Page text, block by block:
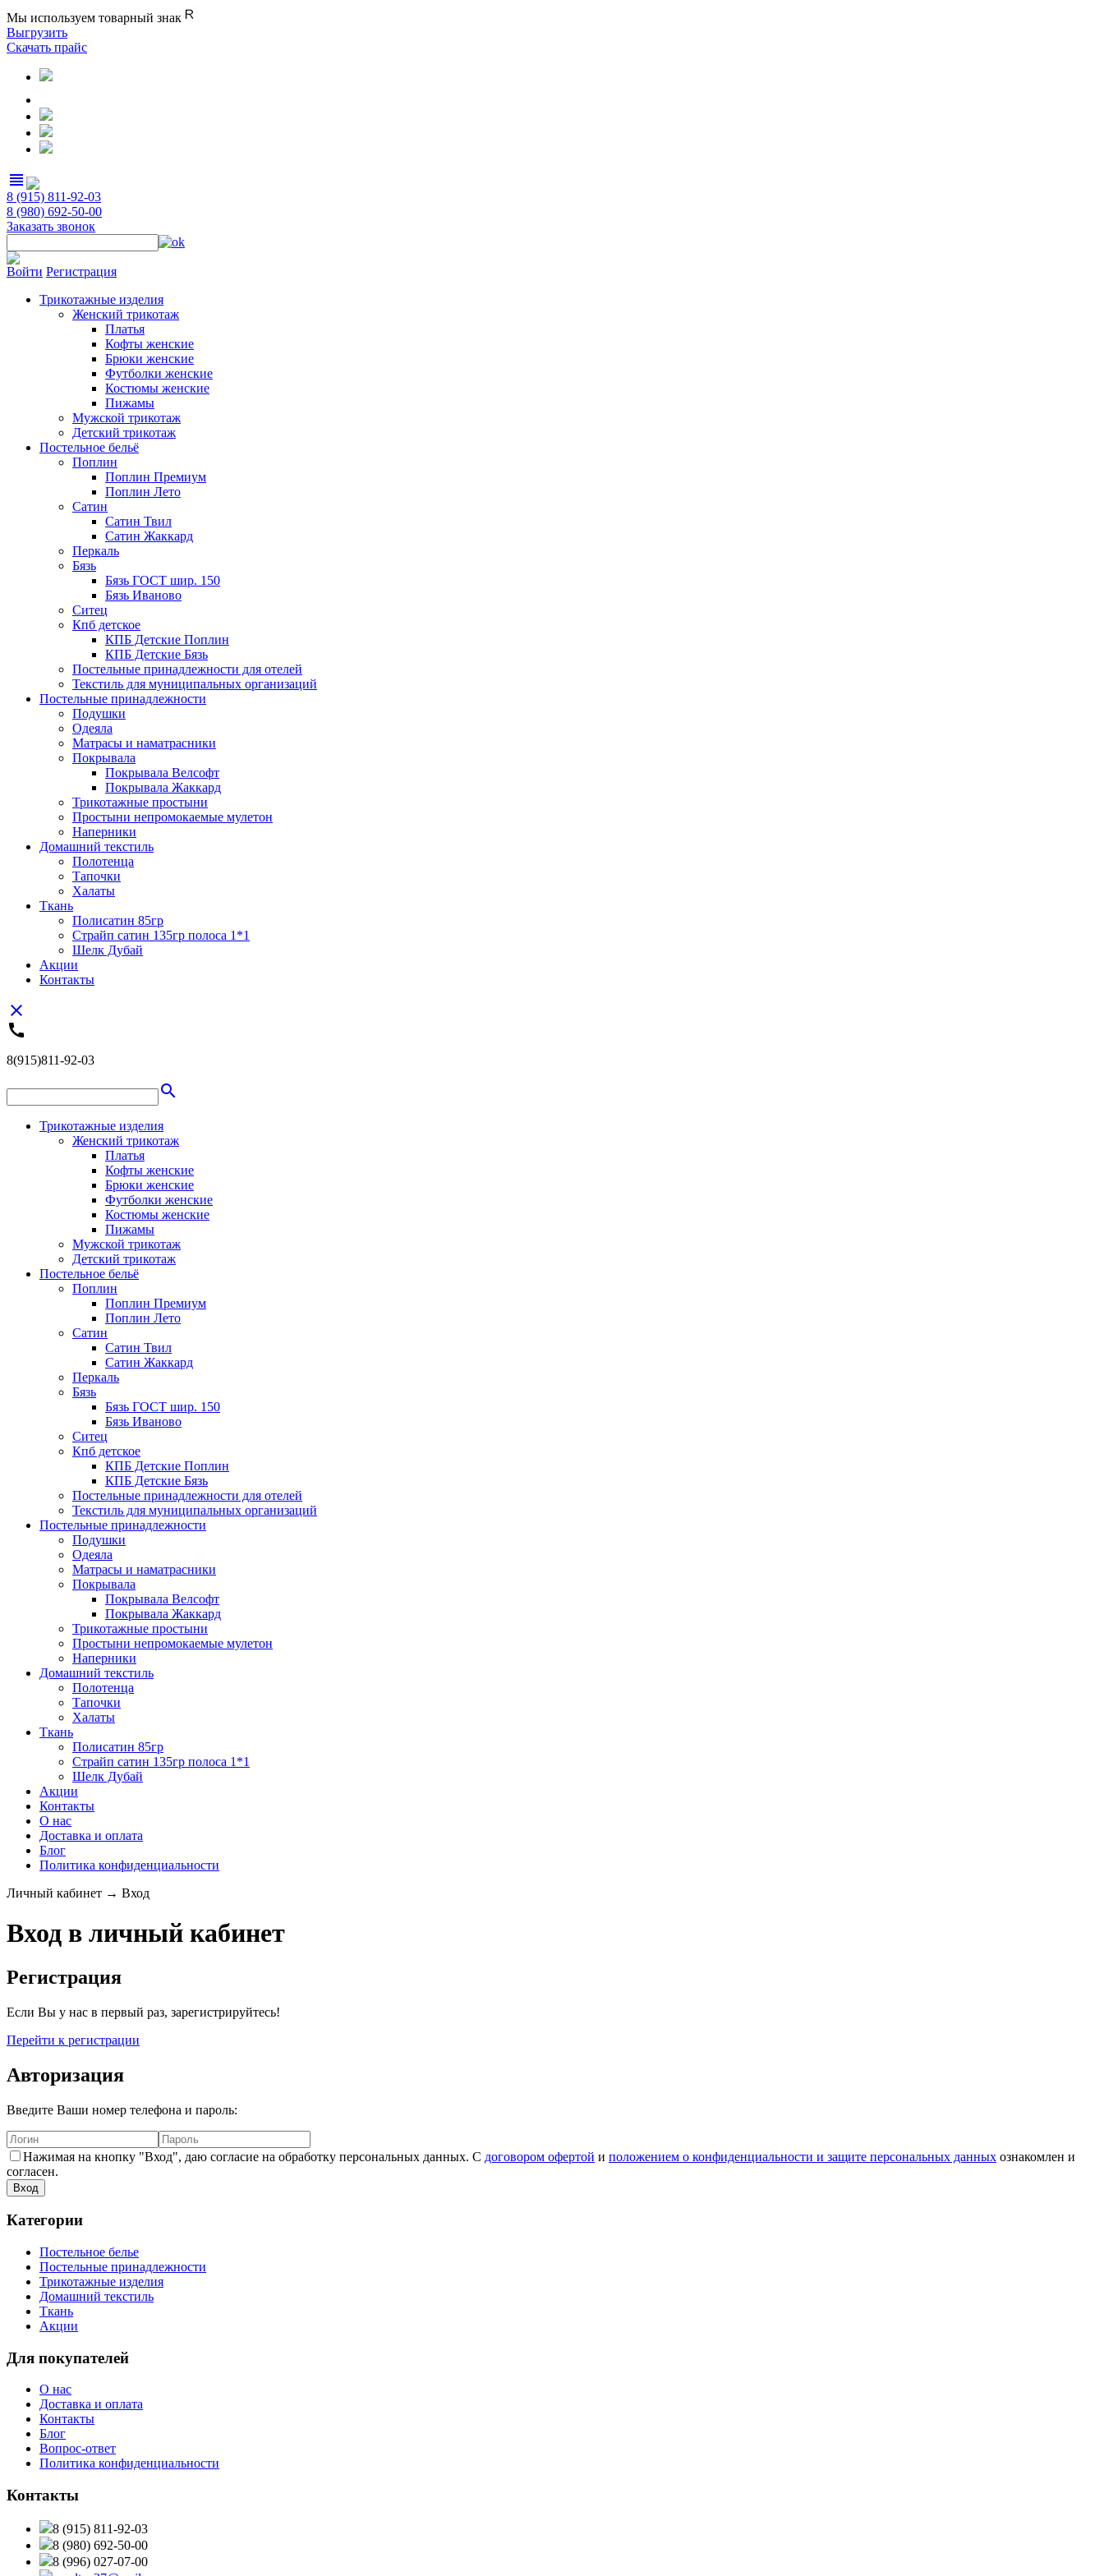
Мы используем товарный знак
Выгрузить
Скачать прайс
view_headline
8 (915) 811-92-03
8 (980) 692-50-00
Заказать звонок
Войти Регистрация
Трикотажные изделия
Женский трикотаж
Платья
Кофты женские
Брюки женские
Футболки женские
Костюмы женские
Пижамы
Мужской трикотаж
Детский трикотаж
Постельное бельё
Поплин
Поплин Премиум
Поплин Лето
Сатин
Сатин Твил
Сатин Жаккард
Перкаль
Бязь
Бязь ГОСТ шир. 150
Бязь Иваново
Ситец
Кпб детское
КПБ Детские Поплин
КПБ Детские Бязь
Постельные принадлежности для отелей
Текстиль для муниципальных организаций
Постельные принадлежности
Подушки
Одеяла
Матрасы и наматрасники
Покрывала
Покрывала Велсофт
Покрывала Жаккард
Трикотажные простыни
Простыни непромокаемые мулетон
Наперники
Домашний текстиль
Полотенца
Тапочки
Халаты
Ткань
Полисатин 85гр
Страйп сатин 135гр полоса 1*1
Шелк Дубай
Акции
Контакты
close
call
8(915)811-92-03
search
Трикотажные изделия
Женский трикотаж
Платья
Кофты женские
Брюки женские
Футболки женские
Костюмы женские
Пижамы
Мужской трикотаж
Детский трикотаж
Постельное бельё
Поплин
Поплин Премиум
Поплин Лето
Сатин
Сатин Твил
Сатин Жаккард
Перкаль
Бязь
Бязь ГОСТ шир. 150
Бязь Иваново
Ситец
Кпб детское
КПБ Детские Поплин
КПБ Детские Бязь
Постельные принадлежности для отелей
Текстиль для муниципальных организаций
Постельные принадлежности
Подушки
Одеяла
Матрасы и наматрасники
Покрывала
Покрывала Велсофт
Покрывала Жаккард
Трикотажные простыни
Простыни непромокаемые мулетон
Наперники
Домашний текстиль
Полотенца
Тапочки
Халаты
Ткань
Полисатин 85гр
Страйп сатин 135гр полоса 1*1
Шелк Дубай
Акции
Контакты
О нас
Доставка и оплата
Блог
Политика конфиденциальности
Личный кабинет → Вход
Вход в личный кабинет
Регистрация
Если Вы у нас в первый раз, зарегистрируйтесь!
Перейти к регистрации
Авторизация
Введите Ваши номер телефона и пароль:
Нажимая на кнопку "Вход", даю согласие на обработку персональных данных. С договором офертой и положением о конфиденциальности и защите персональных данных ознакомлен и
согласен.
Категории
Постельное белье
Постельные принадлежности
Трикотажные изделия
Домашний текстиль
Ткань
Акции
Для покупателей
О нас
Доставка и оплата
Контакты
Блог
Вопрос-ответ
Политика конфиденциальности
Контакты
8 (915) 811-92-03
8 (980) 692-50-00
8 (996) 027-07-00